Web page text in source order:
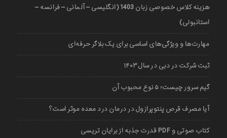
هزینه کلاس خصوصی زبان 1403 (انگلیسی – آلمانی – فرانسه –
استانبولی)
مهارت‌ها و ویژگی‌های اساسی برای یک بلاگر حرفه‌ای
ثبت شرکت در دبی در سال ۱۴۰۳
گیم سرور چیست؛ ۵ نوع محبوب آن
آیا مصرف قرص پنتوپرازول در درمان درد معده موثر است؟
کتاب صوتی و PDF قدرت جذبه از برایان تریسی